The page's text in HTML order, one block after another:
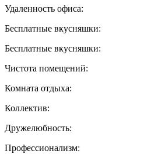
Удаленность офиса:
Бесплатные вкусняшки:
Бесплатные вкусняшки:
Чистота помещений:
Комната отдыха:
Коллектив:
Дружелюбность:
Профессионализм: